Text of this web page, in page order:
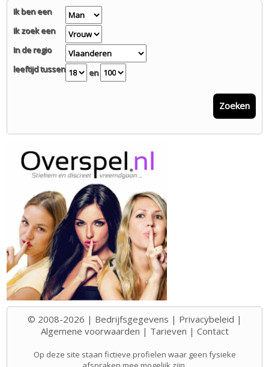
Ik ben een
Ik zoek een
In de regio
leeftijd tussen
en
Zoeken
© 2008-2026 | Bedrijfsgegevens | Privacybeleid |
Algemene voorwaarden | Tarieven | Contact
Op deze site staan fictieve profielen waar geen fysieke